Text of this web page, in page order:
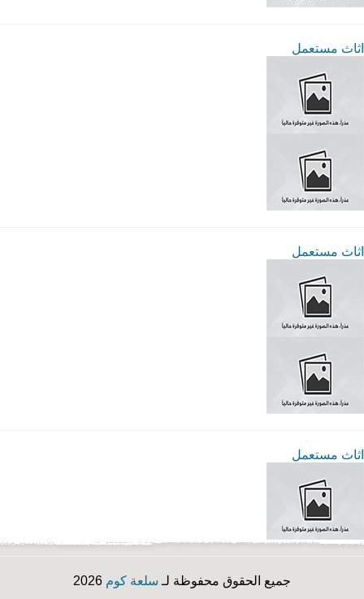
اثاث مستعمل
اثاث مستعمل
اثاث مستعمل
جميع الحقوق محفوظة لـ سلعة كوم